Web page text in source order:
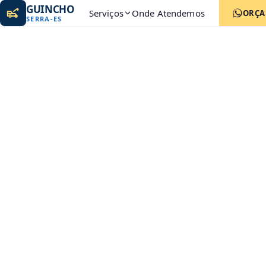
GUINCHO
SERRA-ES Serviços Onde Atendemos